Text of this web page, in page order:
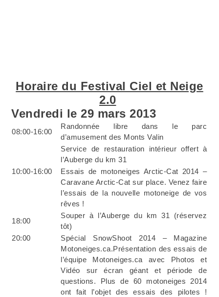
Horaire du Festival Ciel et Neige
2.0
Vendredi le 29 mars 2013
08:00-16:00
Randonnée libre dans le parc
d’amusement des Monts Valin
Service de restauration intérieur offert à
l’Auberge du km 31
10:00-16:00
Essais de motoneiges Arctic-Cat 2014 –
Caravane Arctic-Cat sur place. Venez faire
l’essais de la nouvelle motoneige de vos
rêves !
18:00
Souper à l’Auberge du km 31 (réservez
tôt)
20:00
Spécial SnowShoot 2014 – Magazine
Motoneiges.ca.Présentation des essais de
l’équipe Motoneiges.ca avec Photos et
Vidéo sur écran géant et période de
questions. Plus de 60 motoneiges 2014
ont fait l’objet des essais des pilotes !